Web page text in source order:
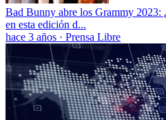
Bad Bunny abre los Grammy 2023:
en esta edición d...
hace 3 años · Prensa Libre